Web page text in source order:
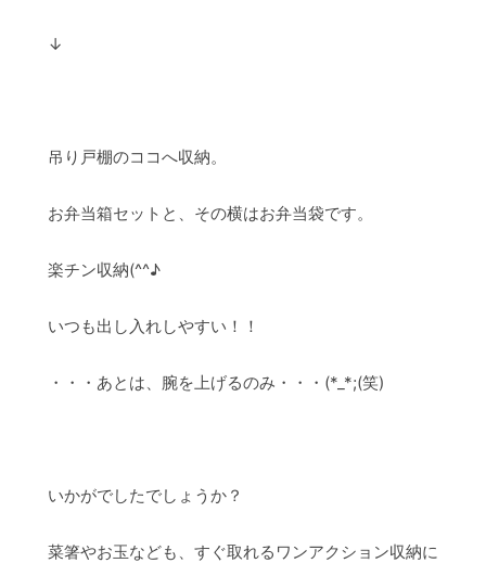
↓
吊り戸棚のココへ収納。
お弁当箱セットと、その横はお弁当袋です。
楽チン収納(^^♪
いつも出し入れしやすい！！
・・・あとは、腕を上げるのみ・・・(*_*;(笑)
いかがでしたでしょうか？
菜箸やお玉なども、すぐ取れるワンアクション収納に